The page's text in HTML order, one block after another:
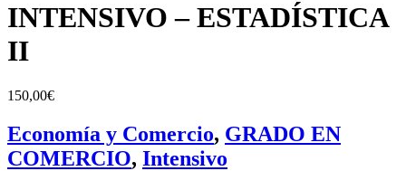
INTENSIVO – ESTADÍSTICA
II
150,00€
Economía y Comercio, GRADO EN
COMERCIO, Intensivo